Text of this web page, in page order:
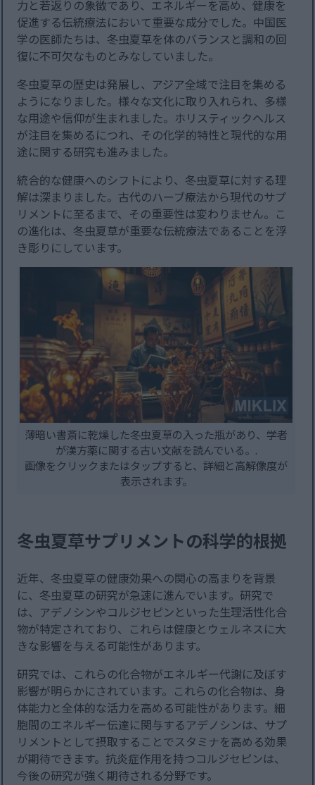
力と若返りの象徴であり、エネルギーを高め、健康を
促進する伝統療法において重要な成分でした。中国医
学の医師たちは、冬虫夏草を体のバランスと調和の回
復に不可欠なものとみなしていました。
冬虫夏草の歴史は発展し、アジア全域で注目を集める
ようになりました。様々な文化に取り入れられ、多様
な用途や信仰が生まれました。ホリスティックヘルス
が注目を集めるにつれ、その化学的特性と現代的な用
途に関する研究も進みました。
統合的な健康へのシフトにより、冬虫夏草に対する理
解は深まりました。古代のハーブ療法から現代のサプ
リメントに至るまで、その重要性は変わりません。こ
の進化は、冬虫夏草が重要な伝統療法であることを浮
き彫りにしています。
薄暗い書斎に乾燥した冬虫夏草の入った瓶があり、学者
が漢方薬に関する古い文献を読んでいる。.
画像をクリックまたはタップすると、詳細と高解像度が
表示されます。
冬虫夏草サプリメントの科学的根拠
近年、冬虫夏草の健康効果への関心の高まりを背景
に、冬虫夏草の研究が急速に進んでいます。研究で
は、アデノシンやコルジセピンといった生理活性化合
物が特定されており、これらは健康とウェルネスに大
きな影響を与える可能性があります。
研究では、これらの化合物がエネルギー代謝に及ぼす
影響が明らかにされています。これらの化合物は、身
体能力と全体的な活力を高める可能性があります。細
胞間のエネルギー伝達に関与するアデノシンは、サプ
リメントとして摂取することでスタミナを高める効果
が期待できます。抗炎症作用を持つコルジセピンは、
今後の研究が強く期待される分野です。